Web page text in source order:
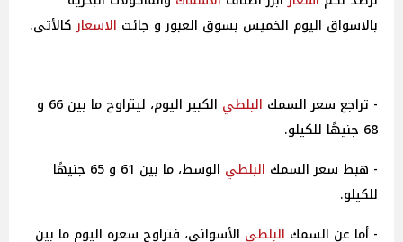
بالاسواق اليوم الخميس بسوق العبور و جائت الاسعاركالأتى.
- تراجع سعر السمك البلطي
الكبير اليوم، ليتراوح ما بين 66 و
68 جنيهًا للكيلو.
- هبط سعر السمك البلطي
الوسط، ما بين 61 و 65 جنيهًا
للكيلو.
- أما عن السمك البلطي الأسواني، فتراوح سعره اليوم ما بين